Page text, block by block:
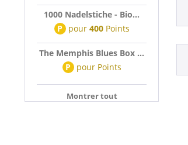
1000 Nadelstiche - Bio...
P pour 400Points
The Memphis Blues Box ...
P pour Points
Montrer tout